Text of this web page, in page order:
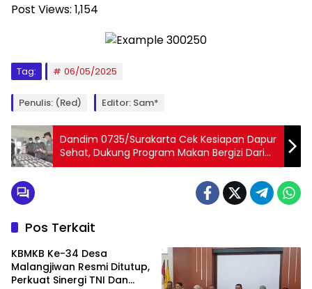
Post Views: 1,154
Tag: 06/05/2025
Penulis: (Red) Editor: Sam*
Dandim 0735/Surakarta Cek Kesiapan Dapur
Sehat, Dukung Program Makan Bergizi Dari
Pemerintah
Pos Terkait
KBMKB Ke-34 Desa
Malangjiwan Resmi Ditutup,
Perkuat Sinergi TNI Dan